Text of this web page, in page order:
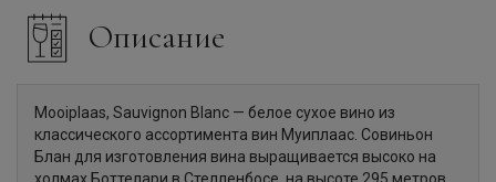
Описание
Mooiplaas, Sauvignon Blanc — белое сухое вино из
классического ассортимента вин Муиплаас. Совиньон
Блан для изготовления вина выращивается высоко на